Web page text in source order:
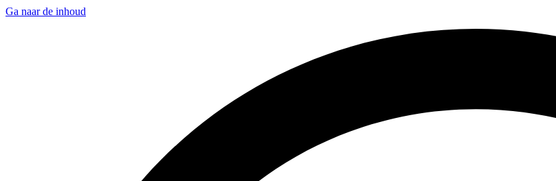
Ga naar de inhoud